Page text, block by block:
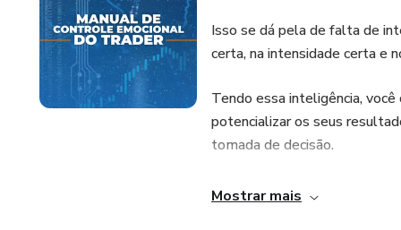
Isso se dá pela de falta de
certa, na intensidade certa e
Tendo essa inteligência,
potencializar os seus
tomada de decisão.
Esse é um manual completo
Mostrar mais